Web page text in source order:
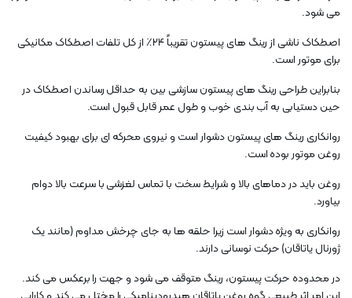
می شود.
اصطکاک ناشی از رینگ های پیستون تقریباً 24٪ از کل تلفات اصطکاک مکانیکی
برای موتور است.
بنابراین طراحی رینگ های پیستون سازشی بین به حداقل رساندن اصطکاک در
حین دستیابی به آب بندی خوب و طول عمر قابل قبول است.
روانکاری رینگ های پیستون دشوار است و نیروی محرکه ای برای بهبود کیفیت
روغن موتور بوده است.
روغن باید در دماهای بالا و شرایط سخت با تماس لغزشی با سرعت بالا دوام
بیاورد.
روانکاری به ویژه دشوار است زیرا حلقه ها به جای چرخش مداوم (مانند یک
ژورنال یاتاقان) حرکت نوسانی دارند.
در محدوده حرکت پیستون، رینگ متوقف می شود و جهت را برعکس می کند.